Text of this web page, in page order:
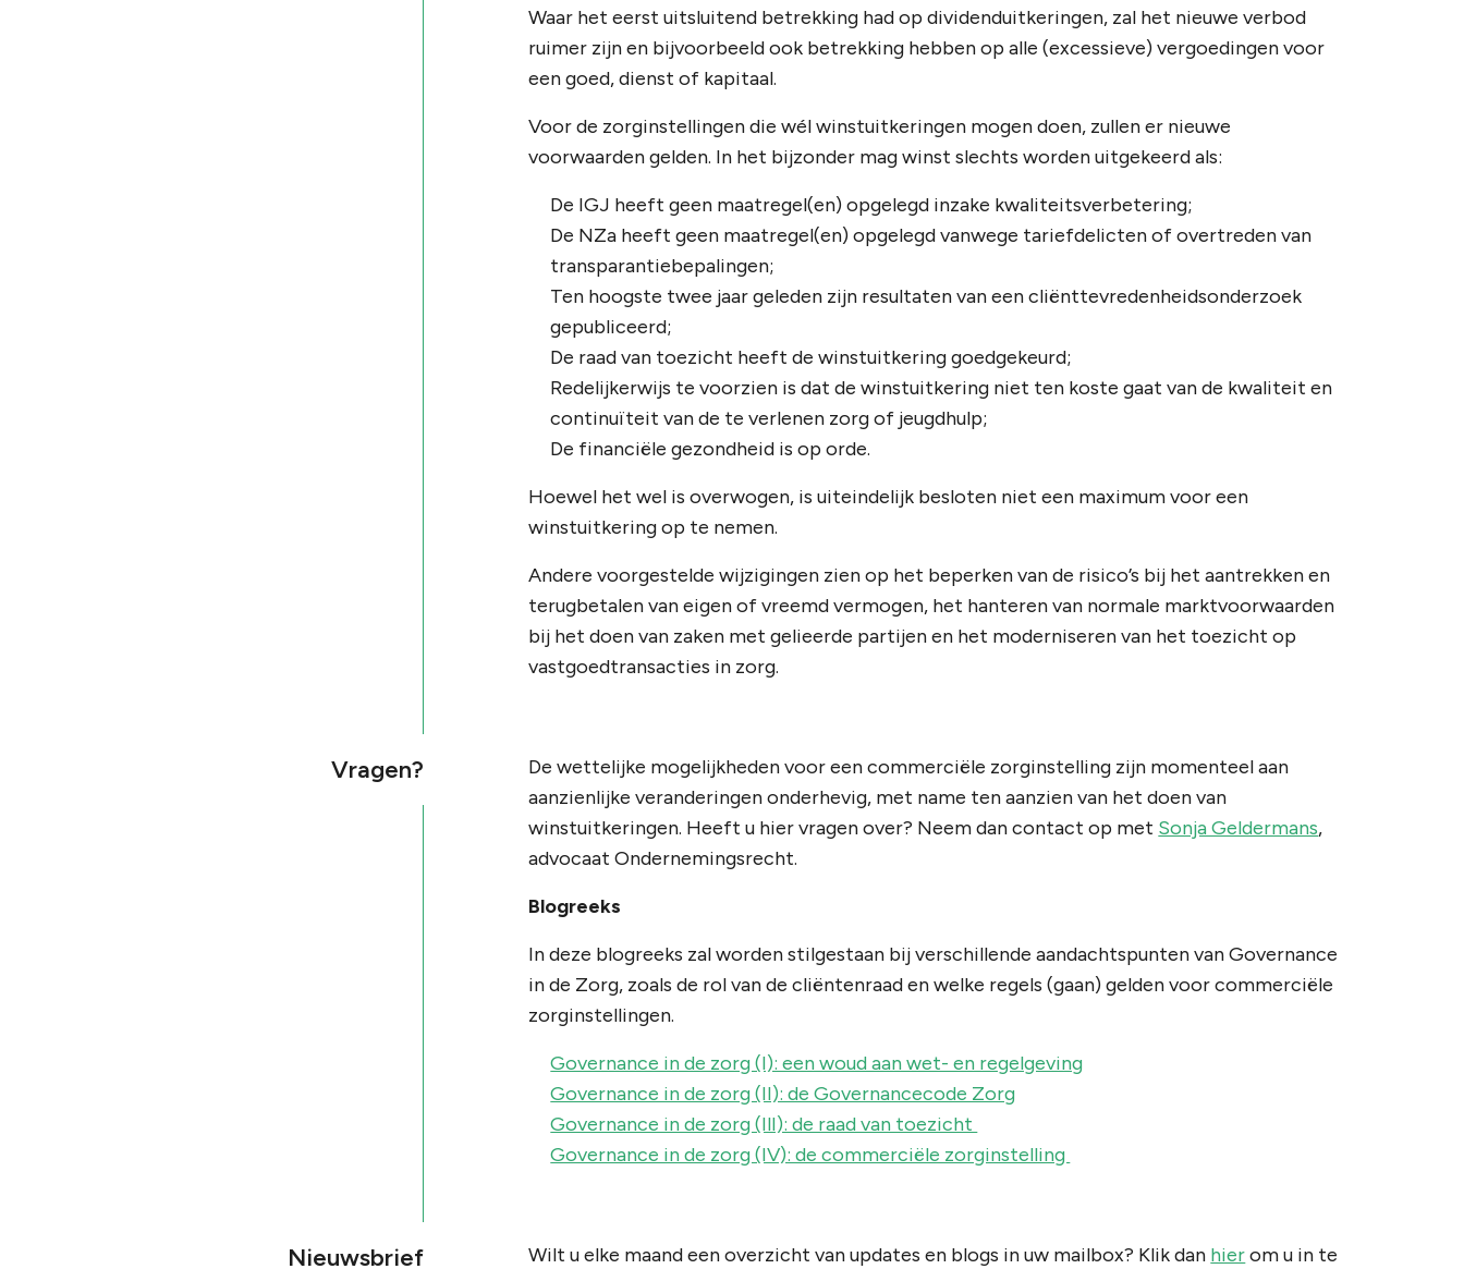
Waar het eerst uitsluitend betrekking had op dividenduitkeringen, zal het nieuwe verbod
ruimer zijn en bijvoorbeeld ook betrekking hebben op alle (excessieve) vergoedingen voor
een goed, dienst of kapitaal.
Voor de zorginstellingen die wél winstuitkeringen mogen doen, zullen er nieuwe
voorwaarden gelden. In het bijzonder mag winst slechts worden uitgekeerd als:
De IGJ heeft geen maatregel(en) opgelegd inzake kwaliteitsverbetering;
De NZa heeft geen maatregel(en) opgelegd vanwege tariefdelicten of overtreden van
transparantiebepalingen;
Ten hoogste twee jaar geleden zijn resultaten van een cliënttevredenheidsonderzoek
gepubliceerd;
De raad van toezicht heeft de winstuitkering goedgekeurd;
Redelijkerwijs te voorzien is dat de winstuitkering niet ten koste gaat van de kwaliteit en
continuïteit van de te verlenen zorg of jeugdhulp;
De financiële gezondheid is op orde.
Hoewel het wel is overwogen, is uiteindelijk besloten niet een maximum voor een
winstuitkering op te nemen.
Andere voorgestelde wijzigingen zien op het beperken van de risico’s bij het aantrekken en
terugbetalen van eigen of vreemd vermogen, het hanteren van normale marktvoorwaarden
bij het doen van zaken met gelieerde partijen en het moderniseren van het toezicht op
vastgoedtransacties in zorg.
Vragen?
De wettelijke mogelijkheden voor een commerciële zorginstelling zijn momenteel aan
aanzienlijke veranderingen onderhevig, met name ten aanzien van het doen van
winstuitkeringen. Heeft u hier vragen over? Neem dan contact op met Sonja Geldermans,
advocaat Ondernemingsrecht.
Blogreeks
In deze blogreeks zal worden stilgestaan bij verschillende aandachtspunten van Governance
in de Zorg, zoals de rol van de cliëntenraad en welke regels (gaan) gelden voor commerciële
zorginstellingen.
Governance in de zorg (I): een woud aan wet- en regelgeving
Governance in de zorg (II): de Governancecode Zorg
Governance in de zorg (IlI): de raad van toezicht
Governance in de zorg (IV): de commerciële zorginstelling
Nieuwsbrief Wilt u elke maand een overzicht van updates en blogs in uw mailbox? Klik dan hierom u in te